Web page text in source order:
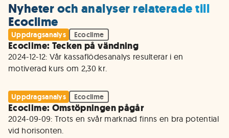
Nyheter och analyser relaterade till
Ecoclime
Uppdragsanalys Ecoclime
Ecoclime: Tecken på vändning
2024-12-12: Vår kassaflödesanalys resulterar i en
motiverad kurs om 2,30 kr.
Uppdragsanalys Ecoclime
Ecoclime: Omstöpningen pågår
2024-09-09: Trots en svår marknad finns en bra potential
vid horisonten.